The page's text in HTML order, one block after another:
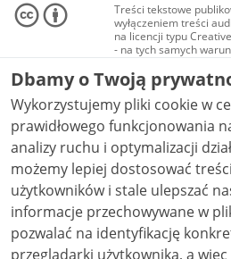
Treści tekstowe
wyłączeniem treści
na licencji typu
- na tych samych
Materiały
audio i wideo, są
Creative Commons:
niekomercyjne - bez
NC-ND 4.0), o ile nie
Dbamy o Twoją
Wykorzystujemy pliki cookie w
prawidłowego funkcjonowania
analizy ruchu i optymalizacji działania
możemy lepiej dostosować
użytkowników i stale ulepszać nasze
informacje przechowywane w
pozwalać na identyfikację
przeglądarki użytkownika, a